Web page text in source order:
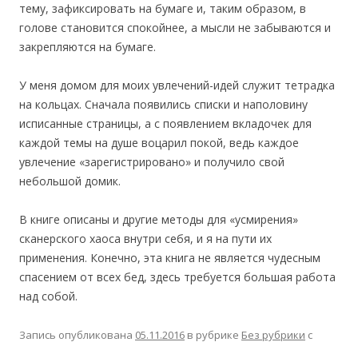
тему, зафиксировать на бумаге и, таким образом, в
голове становится спокойнее, а мысли не забываются и
закрепляются на бумаге.
У меня домом для моих увлечений-идей служит тетрадка
на кольцах. Сначала появились списки и наполовину
исписанные страницы, а с появлением вкладочек для
каждой темы на душе воцарил покой, ведь каждое
увлечение «зарегистрировано» и получило свой
небольшой домик.
В книге описаны и другие методы для «усмирения»
сканерского хаоса внутри себя, и я на пути их
применения. Конечно, эта книга не является чудесным
спасением от всех бед, здесь требуется большая работа
над собой.
Запись опубликована 05.11.2016 в рубрике Без рубрики с